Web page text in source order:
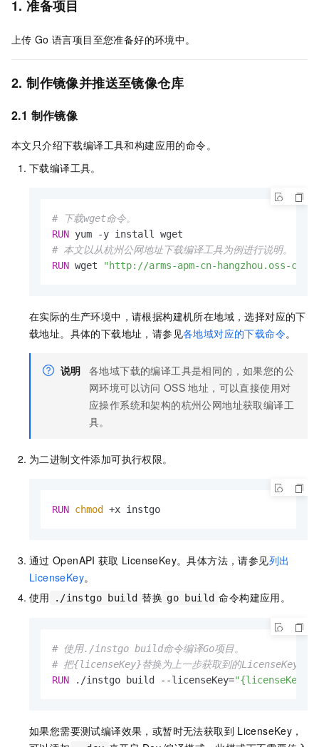
1. 准备项目
上传 Go 语言项目至您准备好的环境中。
2. 制作镜像并推送至镜像仓库
2.1 制作镜像
本文只介绍下载编译工具和构建应用的命令。
下载编译工具。
# 下载wget命令。
RUN yum -y install wget
# 本文以从杭州公网地址下载编译工具为例进行说明。
RUN wget "http://arms-apm-cn-hangzhou.oss-cn-
在实际的生产环境中，请根据构建机所在地域，选择对应的下
载地址。具体的下载地址，请参见各地域对应的下载命令。
说明 各地域下载的编译工具是相同的，如果您的公
网环境可以访问 OSS 地址，可以直接使用对
应操作系统和架构的杭州公网地址获取编译工
具。
为二进制文件添加可执行权限。
RUN chmod +x instgo
通过 OpenAPI 获取 LicenseKey。具体方法，请参见列出
LicenseKey。
使用
./instgo build 替换 go build 命令构建应用。
# 使用./instgo build命令编译Go项目。
# 把{licenseKey}替换为上一步获取到的LicenseKey。
RUN ./instgo build --licenseKey="{licenseKey}"
如果您需要测试编译效果，或暂时无法获取到 LicenseKey，